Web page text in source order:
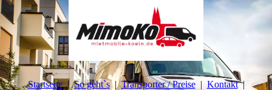
Startseite So geht`s Transporter / Preise Kontakt